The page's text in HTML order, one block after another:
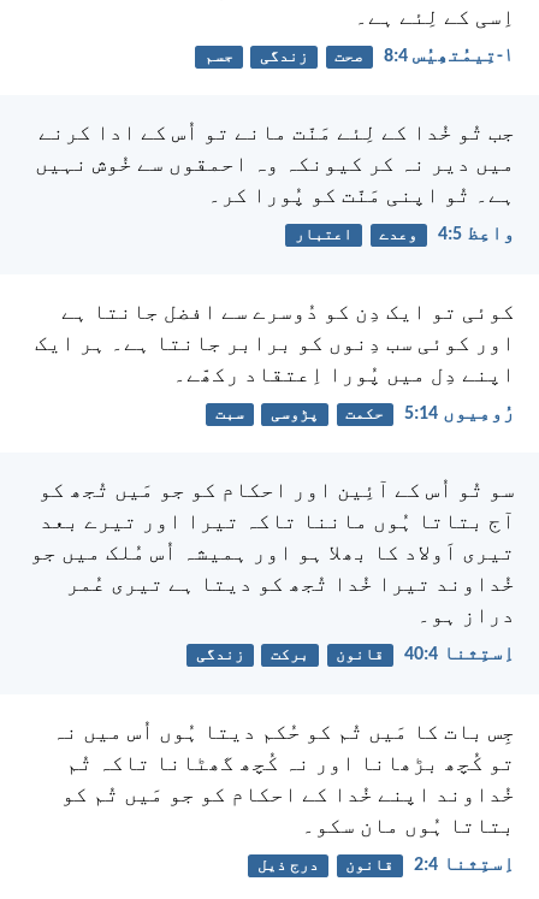
اِسی کے لِئے ہے۔
۱-تِیمُتھِیُس 4:‏8 صحت زندگی جسم
جب تُو خُدا کے لِئے مَنّت مانے تو اُس کے ادا کرنے
میں دیر نہ کر کیونکہ وہ احمقوں سے خُوش نہیں
ہے۔ تُو اپنی مَنّت کو پُورا کر۔
واعِظ 5:‏4 وعدے اعتبار
کوئی تو ایک دِن کو دُوسرے سے افضل جانتا ہے
اور کوئی سب دِنوں کو برابر جانتا ہے۔ ہر ایک
اپنے دِل میں پُورا اِعتقاد رکھّے۔
رُومِیوں 14:‏5 حکمت پڑوسی سبت
سو تُو اُس کے آئِین اور احکام کو جو مَیں تُجھ کو
آج بتاتا ہُوں ماننا تاکہ تیرا اور تیرے بعد
تیری اَولاد کا بھلا ہو اور ہمیشہ اُس مُلک میں جو
خُداوند تیرا خُدا تُجھ کو دیتا ہے تیری عُمر
دراز ہو۔
اِستِثنا 4:‏40 قانون برکت زندگی
جِس بات کا مَیں تُم کو حُکم دیتا ہُوں اُس میں نہ
تو کُچھ بڑھانا اور نہ کُچھ گھٹانا تاکہ تُم
خُداوند اپنے خُدا کے احکام کو جو مَیں تُم کو
بتاتا ہُوں مان سکو۔
اِستِثنا 4:‏2 قانون درج ذیل